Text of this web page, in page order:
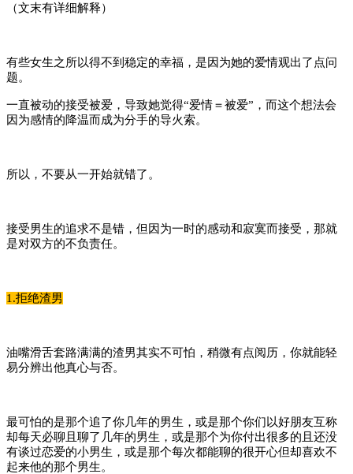
（文末有详细解释）
有些女生之所以得不到稳定的幸福，是因为她的爱情观出了点问
题。
一直被动的接受被爱，导致她觉得“爱情＝被爱”，而这个想法会
因为感情的降温而成为分手的导火索。
所以，不要从一开始就错了。
接受男生的追求不是错，但因为一时的感动和寂寞而接受，那就
是对双方的不负责任。
1.拒绝渣男
油嘴滑舌套路满满的渣男其实不可怕，稍微有点阅历，你就能轻
易分辨出他真心与否。
最可怕的是那个追了你几年的男生，或是那个你们以好朋友互称
却每天必聊且聊了几年的男生，或是那个为你付出很多的且还没
有谈过恋爱的小男生，或是那个每次都能聊的很开心但却喜欢不
起来他的那个男生。